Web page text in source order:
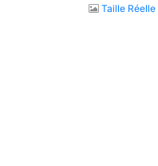
Taille Réelle|